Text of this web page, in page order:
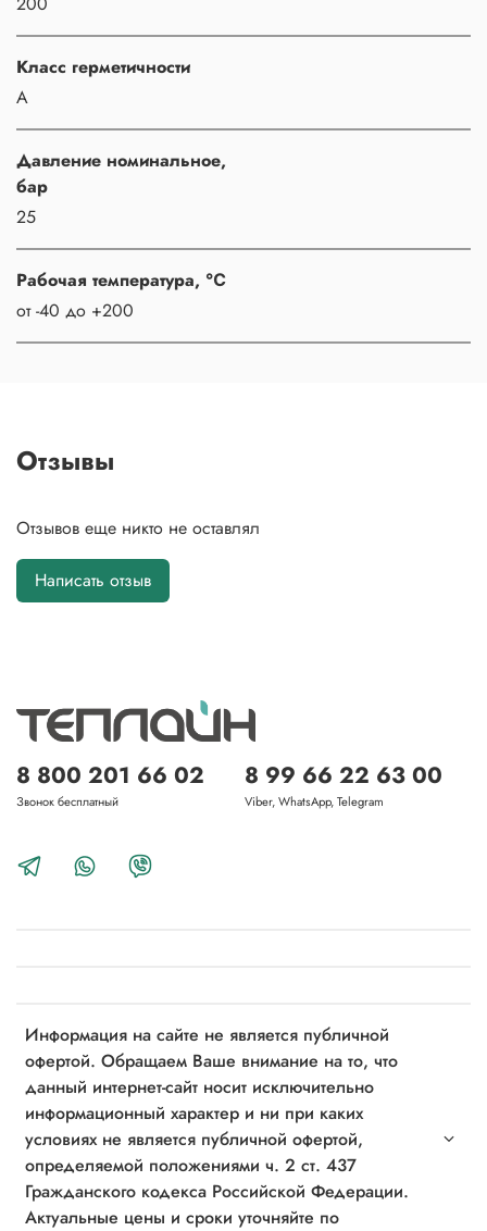
Класс герметичности
A
Давление номинальное,
бар
25
Рабочая температура, ℃
от -40 до +200
Отзывы
Отзывов еще никто не оставлял
Написать отзыв
Информация на сайте не является публичной
офертой. Обращаем Ваше внимание на то, что
данный интернет-сайт носит исключительно
информационный характер и ни при каких
условиях не является публичной офертой,
определяемой положениями ч. 2 ст. 437
Гражданского кодекса Российской Федерации.
Актуальные цены и сроки уточняйте по
8 800 201 66 02
Звонок бесплатный
8 99 66 22 63 00
Viber, WhatsApp, Telegram